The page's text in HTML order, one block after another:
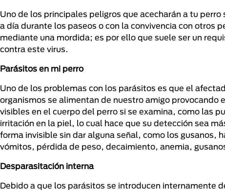
Uno de los principales peligros que acecharán a tu
a día durante los paseos o con la convivencia con otros
mediante una mordida; es por ello que suele ser un
contra este virus.
Parásitos en mi perro
Uno de los problemas con los parásitos es que el
organismos se alimentan de nuestro amigo
visibles en el cuerpo del perro si se examina, como las
irritación en la piel, lo cual hace que su detección sea
forma invisible sin dar alguna señal, como los gusanos,
vómitos, pérdida de peso, decaimiento, anemia,
Desparasitación interna
Debido a que los parásitos se introducen internamente